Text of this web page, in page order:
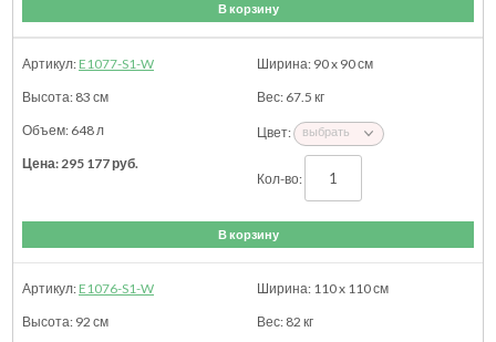
В корзину
E1077-S1-W 90 x 90см
83 см 67.5 кг
648 л
295 177руб.
В корзину
E1076-S1-W 110 x 110см
92 см 82 кг